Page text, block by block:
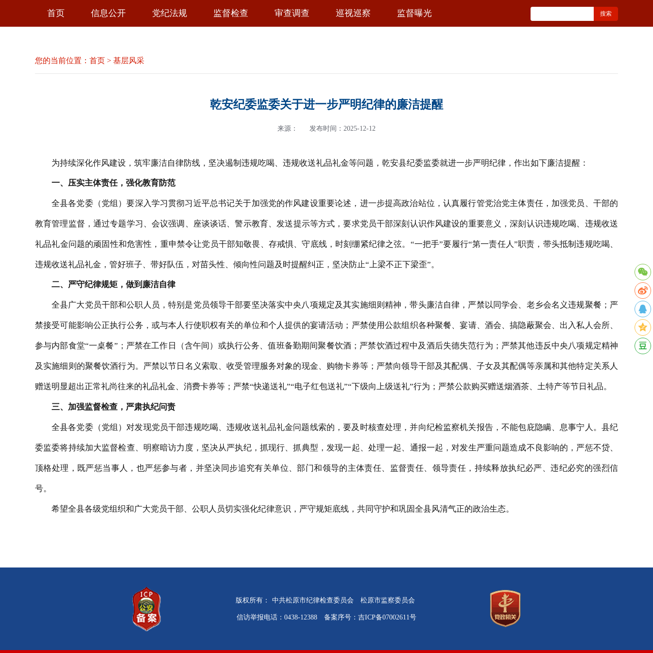
首页 信息公开 党纪法规 监督检查 审查调查 巡视巡察 监督曝光
您的当前位置： 首页 > 基层风采
乾安纪委监委关于进一步严明纪律的廉洁提醒
来源： 发布时间：2025-12-12
为持续深化作风建设 ，筑牢廉洁自律防线，坚决遏制违规吃喝、违规收送礼品礼金等问题 ， 乾安县纪委监委就进一步严明纪律，作出如下廉洁提醒：
一、 压实主体责任，强化教育防范
全县各党委（党组）要深入学习贯彻习近平总书记关于加强党的作风建设重要论述，进一步提高政治站位，认真履行管党治党主体责任，加强党员、干部的
教育管理监督，通过专题学习、会议强调、座谈谈话、警示教育、发送提示等方式，要求党员干部深刻认识作风建设的重要意义，深刻认识违规吃喝、违规收送
礼品礼金问题的顽固性和危害性，重申禁令让党员干部知敬畏、存戒惧、守底线，时刻绷紧纪律之弦。 “一把手”要履行“第一责任人”职责，带头抵制违规吃喝、
违规收送礼品礼金，管好班子、带好队伍，对苗头性、倾向性问题及时提醒纠正，坚决防止“上梁不正下梁歪”。
二、严守纪律规矩，做到廉洁自律
全县广大党员干部和公职人员，特别是党员领导干部要坚决落实中央八项规定及其实施细则精神，带头廉洁自律， 严禁以同学会、老乡会名义违规聚餐；严
禁接受可能影响公正执行公务，或与本人行使职权有关的单位和个人提供的宴请活动；严禁使用公款组织各种聚餐、宴请、酒会、搞隐蔽聚会、出入私人会所、
参与内部食堂“一桌餐”；严禁在工作日（含午间）或执行公务、值班备勤期间聚餐饮酒；严禁饮酒过程中及酒后失德失范行为；严禁其他违反中央八项规定精神
及实施细则的聚餐饮酒行为。严禁以节日名义索取、收受管理服务对象的现金、购物卡券等；严禁向领导干部及其配偶、子女及其配偶等亲属和其他特定关系人
赠送明显超出正常礼尚往来的礼品礼金、消费卡券等；严禁“快递送礼”“电子红包送礼”“下级向上级送礼”行为；严禁公款购买赠送烟酒茶、土特产等节日礼品。
三、 加强监督检查，严肃执纪问责
全县各党委（党组）对发现党员干部违规吃喝、违规收送礼品礼金问题线索的，要及时核查处理，并向纪检监察机关报告，不能包庇隐瞒、息事宁人。县纪
委监委将持续加大监督检查、明察暗访力度，坚决从严执纪，抓现行、抓典型，发现一起、处理一起、通报一起，对发生严重问题造成不良影响的，严惩不贷、
顶格处理，既严惩当事人，也严惩参与者，并坚决同步追究有关单位、部门和领导的主体责任、监督责任、领导责任，持续释放执纪必严、违纪必究的强烈信
号。
希望全县各级党组织和广大党员干部、公职人员切实强化纪律意识，严守规矩底线，共同守护和巩固全县风清气正的政治生态。
版权所有： 中共松原市纪律检查委员会 松原市监察委员会
信访举报电话：0438-12388 备案序号：吉ICP备07002611号